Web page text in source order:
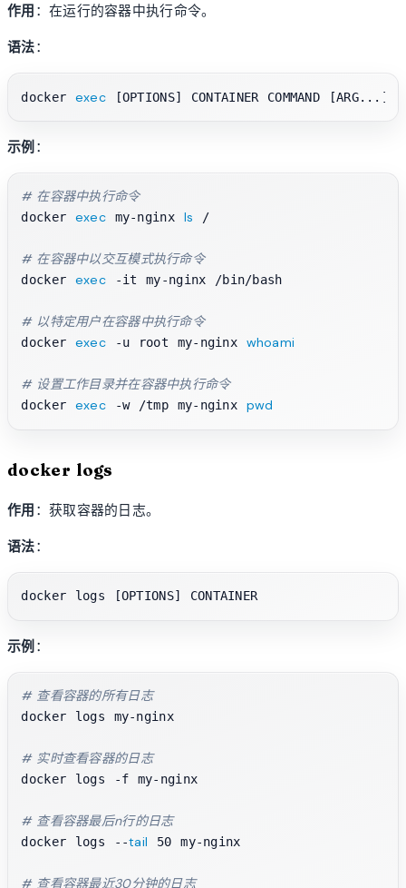
作用 ：在运行的容器中执行命令。
语法：
docker exec
示例 ：
# 在容器中执行命令
docker exec my-nginx ls /
# 在容器中以交互模式执行命令
docker exec -it my-nginx /bin/bash
# 以特定用户在容器中执行命令
docker exec -u root my-nginx whoami
# 设置工作目录并在容器中执行命令
docker exec -w /tmp my-nginx pwd
docker logs
作用 ：获取容器的日志。
语法：
docker logs [OPTIONS] CONTAINER
示例 ：
# 查看容器的所有日志
docker logs my-nginx
# 实时查看容器的日志
docker logs -f my-nginx
# 查看容器最后n行的日志
docker logs --tail 50 my-nginx
# 查看容器最近30分钟的日志